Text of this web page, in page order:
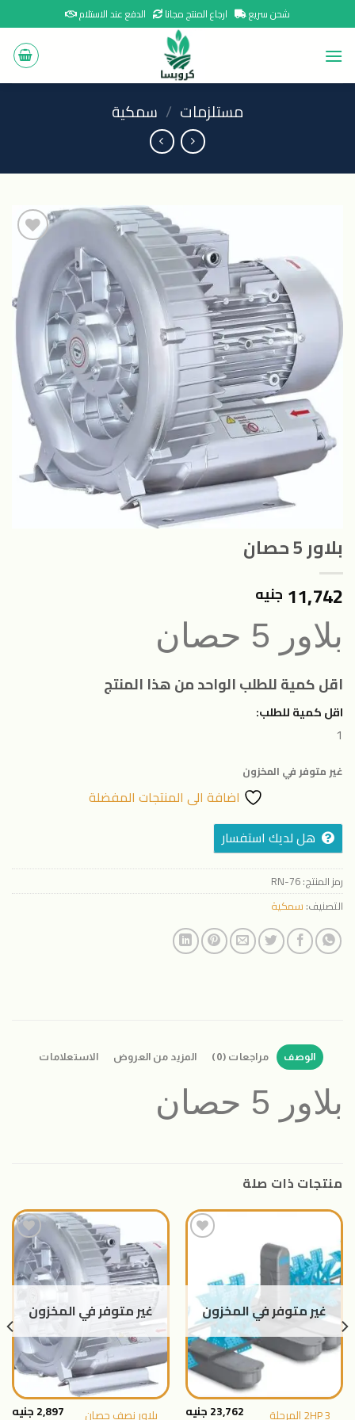
to
content
شحن سريع ارجاع المنتج مجانا الدفع عند الاستلام
مستلزمات / سمكية
اضافة
الى
المنتجات
المفضلة
بلاور 5 حصان
11,742 جنيه
بلاور 5 حصان
اقل كمية للطلب الواحد من هذا المنتج
اقل كمية للطلب:
1
غير متوفر في المخزون
اضافة الى المنتجات المفضلة
هل لديك استفسار
رمز المنتج:RN-76
التصنيف: سمكية
الوصف مراجعات (0) المزيد من العروض الاستعلامات
بلاور 5 حصان
منتجات ذات صلة
المنتجات
المفضلةغير متوفر في المخزون
2HP 3 المرحلة 23,762جنيه
اضافة
الى
المفضلةغير متوفر في المخزون
بلاور نصف حصان 2,897جنيه